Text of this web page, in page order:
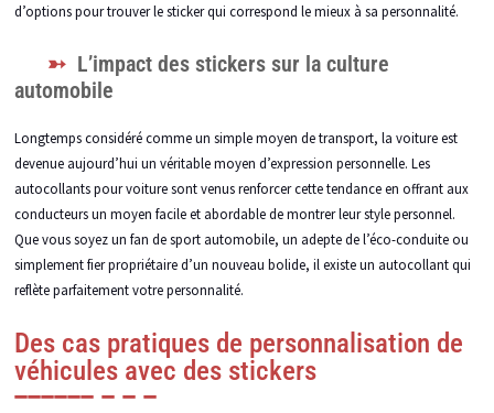
d’options pour trouver le sticker qui correspond le mieux à sa personnalité.
L’impact des stickers sur la culture
automobile
Longtemps considéré comme un simple moyen de transport, la voiture est
devenue aujourd’hui un véritable moyen d’expression personnelle. Les
autocollants pour voiture sont venus renforcer cette tendance en offrant aux
conducteurs un moyen facile et abordable de montrer leur style personnel.
Que vous soyez un fan de sport automobile, un adepte de l’éco-conduite ou
simplement fier propriétaire d’un nouveau bolide, il existe un autocollant qui
reflète parfaitement votre personnalité.
Des cas pratiques de personnalisation de
véhicules avec des stickers